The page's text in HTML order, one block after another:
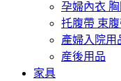
孕婦內衣 胸
托腹帶 束
產婦入院用
産後用品
家具